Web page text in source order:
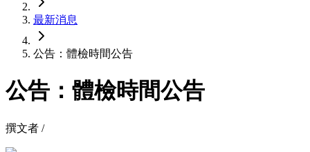
最新消息
公告：體檢時間公告
公告：體檢時間公告
撰文者 /